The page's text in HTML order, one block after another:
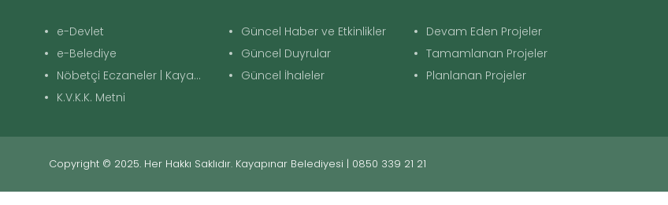
e-Devlet
e-Belediye
Nöbetçi Eczaneler | Kayapınar
K.V.K.K. Metni
Güncel Haber ve Etkinlikler
Güncel Duyrular
Güncel İhaleler
Devam Eden Projeler
Tamamlanan Projeler
Planlanan Projeler
Copyright © 2025. Her Hakkı Saklıdır. Kayapınar Belediyesi | 0850 339 21 21